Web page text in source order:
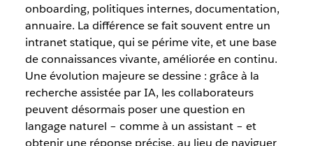
onboarding, politiques internes, documentation,
annuaire. La différence se fait souvent entre un
intranet statique, qui se périme vite, et une base
de connaissances vivante, améliorée en continu.
Une évolution majeure se dessine : grâce à la
recherche assistée par IA, les collaborateurs
peuvent désormais poser une question en
langage naturel – comme à un assistant – et
obtenir une réponse précise, au lieu de naviguer